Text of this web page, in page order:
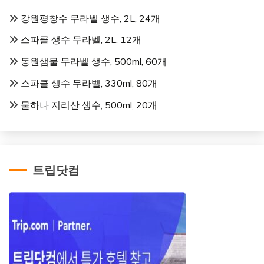
강원평창수 무라벨 생수, 2L, 24개
스파클 생수 무라벨, 2L, 12개
동원샘물 무라벨 생수, 500ml, 60개
스파클 생수 무라벨, 330ml, 80개
물하나 지리산 생수, 500ml, 20개
트립닷컴